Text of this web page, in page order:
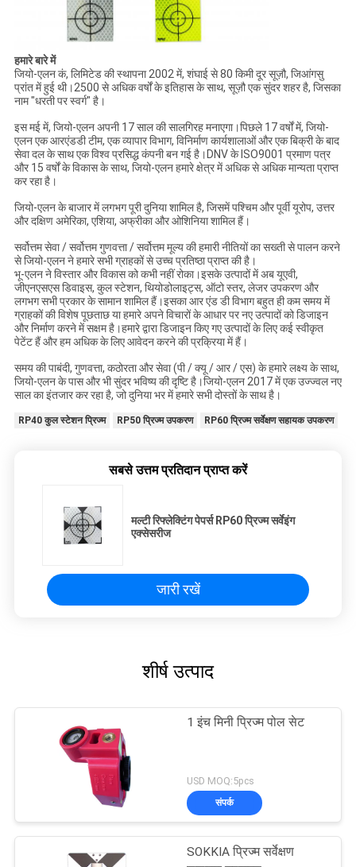
हमारे बारे में
जियो-एलन कं, लिमिटेड की स्थापना 2002 में, शंघाई से 80 किमी दूर सूज़ौ, जिआंगसु
प्रांत में हुई थी।2500 से अधिक वर्षों के इतिहास के साथ, सूज़ौ एक सुंदर शहर है, जिसका
नाम "धरती पर स्वर्ग" है।
इस मई में, जियो-एलन अपनी 17 साल की सालगिरह मनाएगा।पिछले 17 वर्षों में, जियो-
एलन एक आरएंडडी टीम, एक व्यापार विभाग, विनिर्माण कार्यशालाओं और एक बिक्री के बाद
सेवा दल के साथ एक विश्व प्रसिद्ध कंपनी बन गई है।DNV के ISO9001 प्रमाण पत्र
और 15 वर्षों के विकास के साथ, जियो-एलन हमारे क्षेत्र में अधिक से अधिक मान्यता प्राप्त
कर रहा है।
जियो-एलन के बाजार में लगभग पूरी दुनिया शामिल है, जिसमें पश्चिम और पूर्वी यूरोप, उत्तर
और दक्षिण अमेरिका, एशिया, अफ्रीका और ओशिनिया शामिल हैं।
सर्वोत्तम सेवा / सर्वोत्तम गुणवत्ता / सर्वोत्तम मूल्य की हमारी नीतियों का सख्ती से पालन करने
से जियो-एलन ने हमारे सभी ग्राहकों से उच्च प्रतिष्ठा प्राप्त की है।
भू-एलन ने विस्तार और विकास को कभी नहीं रोका।इसके उत्पादों में अब यूएवी,
जीएनएसएस डिवाइस, कुल स्टेशन, थियोडोलाइट्स, ऑटो स्तर, लेजर उपकरण और
लगभग सभी प्रकार के सामान शामिल हैं।इसका आर एंड डी विभाग बहुत ही कम समय में
ग्राहकों की विशेष पूछताछ या हमारे अपने विचारों के आधार पर नए उत्पादों को डिजाइन
और निर्माण करने में सक्षम है।हमारे द्वारा डिजाइन किए गए उत्पादों के लिए कई स्वीकृत
पेटेंट हैं और हम अधिक के लिए आवेदन करने की प्रक्रिया में हैं।
समय की पाबंदी, गुणवत्ता, कठोरता और सेवा (पी / क्यू / आर / एस) के हमारे लक्ष्य के साथ,
जियो-एलन के पास और भी सुंदर भविष्य की दृष्टि है।जियो-एलन 2017 में एक उज्ज्वल नए
साल का इंतजार कर रहा है, जो दुनिया भर में हमारे सभी दोस्तों के साथ है।
RP40 कुल स्टेशन प्रिज्म RP50 प्रिज्म उपकरण RP60 प्रिज्म सर्वेक्षण सहायक उपकरण
सबसे उत्तम प्रतिदान प्राप्त करें
मल्टी रिफ्लेक्टिंग पेपर्स RP60 प्रिज्म सर्वेइंग
एक्सेसरीज
जारी रखें
शीर्ष उत्पाद
1 इंच मिनी प्रिज्म पोल सेट
USD MOQ:5pcs
संपर्क
SOKKIA प्रिज्म सर्वेक्षण